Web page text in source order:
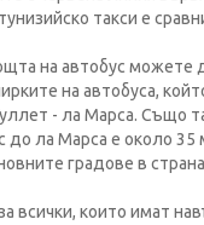
такси е
на автобус можете
на автобуса,
- ла Марса. Също
до ла Марса е около
градове в
всички, които имат